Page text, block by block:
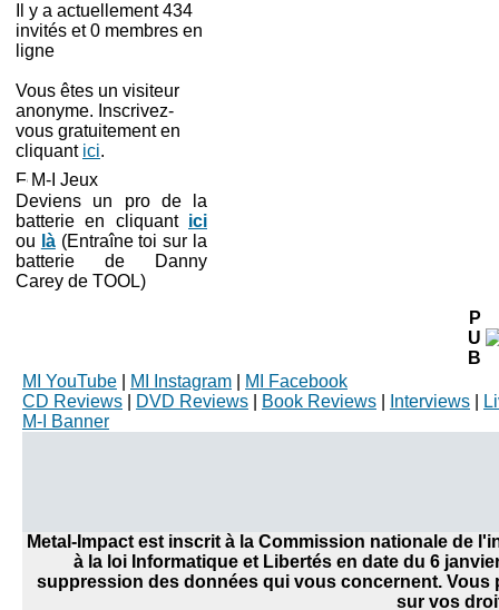
Il y a actuellement 434
invités et 0 membres en
ligne
Vous êtes un visiteur
anonyme. Inscrivez-
vous gratuitement en
cliquant ici.
M-I Jeux
Deviens un pro de la
batterie en cliquant ici
ou là(Entraîne toi sur la
batterie de Danny
Carey de TOOL)
P
U
B
MI YouTube
MI Instagram
MI Facebook
CD Reviews
DVD Reviews Book Reviews Interviews
M-I Banner
Metal-Impact est inscrit à la Commission nationale de
à la loi Informatique et Libertés en date du 6
suppression des données qui vous concernent.
sur vos